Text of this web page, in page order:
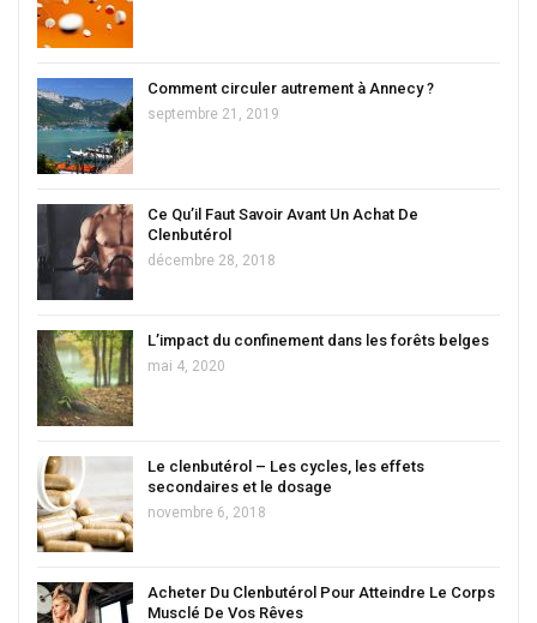
Comment circuler autrement à Annecy ?
septembre 21, 2019
Ce Qu’il Faut Savoir Avant Un Achat De
Clenbutérol
décembre 28, 2018
L’impact du confinement dans les forêts belges
mai 4, 2020
Le clenbutérol – Les cycles, les effets
secondaires et le dosage
novembre 6, 2018
Acheter Du Clenbutérol Pour Atteindre Le Corps
Musclé De Vos Rêves